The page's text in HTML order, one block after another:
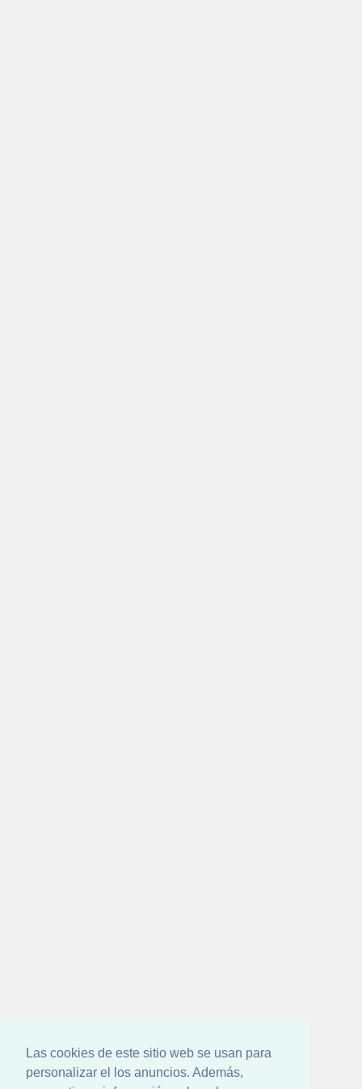
Las cookies de este sitio web se usan para
personalizar el los anuncios. Además,